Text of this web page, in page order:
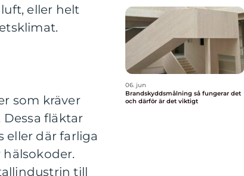
eller helt
som kräver
fläktar
eller där farliga
till
06. jun
Brandskyddsmålning så fungerar det
och därför är det viktigt